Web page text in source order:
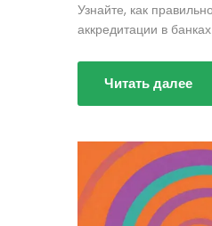
Узнайте, как
аккредитации в
Читать далее